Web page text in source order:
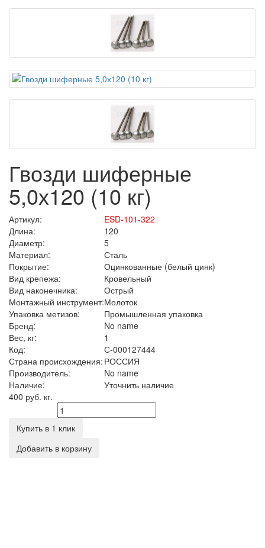
Гвозди шиферные
5,0х120 (10 кг)
Артикул:
ESD-101-322
Длина:
120
Диаметр:
5
Материал:
Сталь
Покрытие:
Оцинкованные (белый цинк)
Вид крепежа:
Кровельный
Вид наконечника:
Острый
Монтажный инструмент:Молоток
Упаковка метизов:
Промышленная упаковка
Бренд:
No name
Вес, кг:
1
Код:
С-000127444
Страна происхождения: РОССИЯ
Производитель:
No name
Наличие:
Уточнить наличие
400 руб. кг.
Купить в 1 клик
Добавить в корзину